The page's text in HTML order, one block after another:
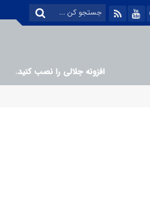
افزونه جلالی را نصب کنید.